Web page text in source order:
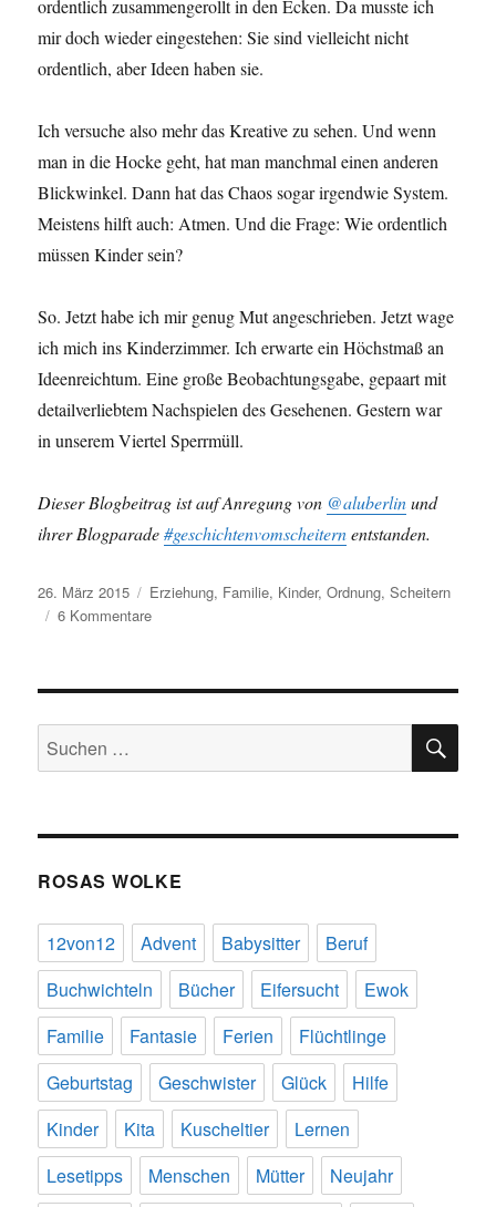
ordentlich zusammengerollt in den Ecken. Da musste ich
mir doch wieder eingestehen: Sie sind vielleicht nicht
ordentlich, aber Ideen haben sie.
Ich versuche also mehr das Kreative zu sehen. Und wenn
man in die Hocke geht, hat man manchmal einen anderen
Blickwinkel. Dann hat das Chaos sogar irgendwie System.
Meistens hilft auch: Atmen. Und die Frage: Wie ordentlich
müssen Kinder sein?
So. Jetzt habe ich mir genug Mut angeschrieben. Jetzt wage
ich mich ins Kinderzimmer. Ich erwarte ein Höchstmaß an
Ideenreichtum. Eine große Beobachtungsgabe, gepaart mit
detailverliebtem Nachspielen des Gesehenen. Gestern war
in unserem Viertel Sperrmüll.
Dieser Blogbeitrag ist auf Anregung von @aluberlinund
ihrer Blogparade#geschichtenvomscheiternentstanden.
Veröffentlicht
am
26. März 2015 Schlagwörter
Erziehung, Familie, Kinder,Ordnung,Scheitern
6 Kommentarezu
Suchen
nach:
ROSAS WOLKE
12von12 Advent Babysitter
Beruf
Buchwichteln
Bücher Eifersucht
Ewok
Familie
Fantasie Ferien
Flüchtlinge
Geburtstag
Geschwister Glück
Hilfe
Kinder
Kita Kuscheltier
Lernen
Lesetipps
Menschen Mütter
Neujahr